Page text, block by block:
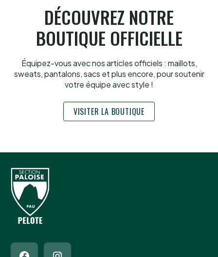
DÉCOUVREZ NOTRE
BOUTIQUE OFFICIELLE
Équipez-vous avec nos articles officiels : maillots,
sweats, pantalons, sacs et plus encore, pour soutenir
votre équipe avec style !
VISITER LA BOUTIQUE